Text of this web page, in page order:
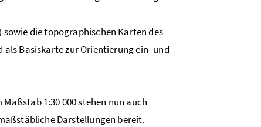
die topographischen Karten des
als Basiskarte zur Orientierung ein- und
1:30 000 stehen nun auch
Darstellungen bereit.